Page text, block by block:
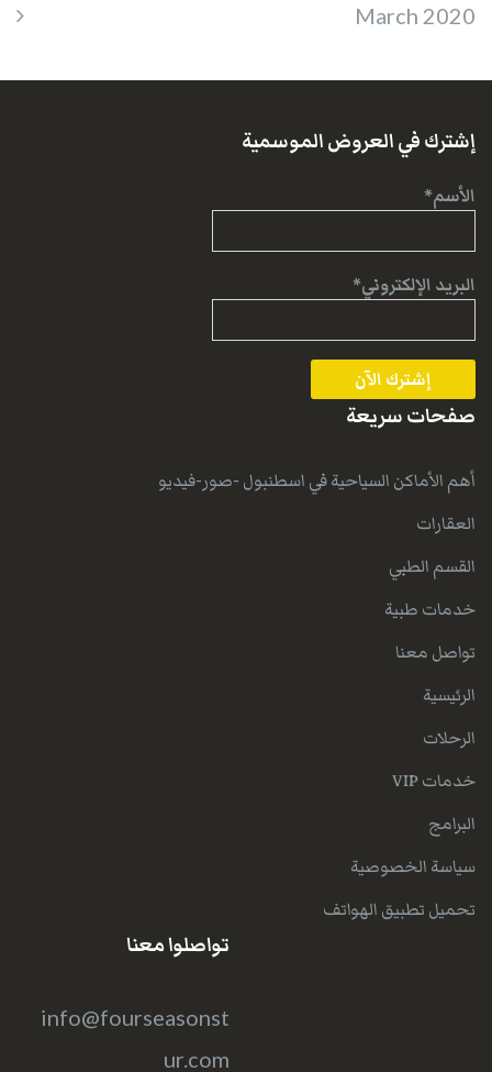
March 2020
إشترك في العروض الموسمية
الأسم*
البريد الإلكتروني*
صفحات سريعة
أهم الأماكن السياحية في اسطنبول -صور-فيديو
العقارات
القسم الطبي
خدمات طبية
تواصل معنا
الرئيسية
الرحلات
خدمات VIP
البرامج
سياسة الخصوصية
تحميل تطبيق الهواتف
تواصلوا معنا
info@fourseasonst
ur.com